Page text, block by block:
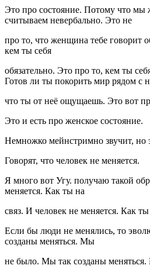
Это про состояние. Потому что
считываем невербально. Это не
про то, что женщина тебе говорит
кем ты себя
обязательно. Это про то, кем ты
Готов ли ты покорить мир рядом с
что ты от неё ощущаешь. Это вот
Это и есть про женское состояние.
Немножко мейнстримно звучит, но
Говорят, что человек не меняется.
Я много вот Угу. получаю такой
меняется. Как ты на
связ. И человек не меняется. Как
Если бы люди не менялись, то
созданы меняться. Мы
не было. Мы так созданы